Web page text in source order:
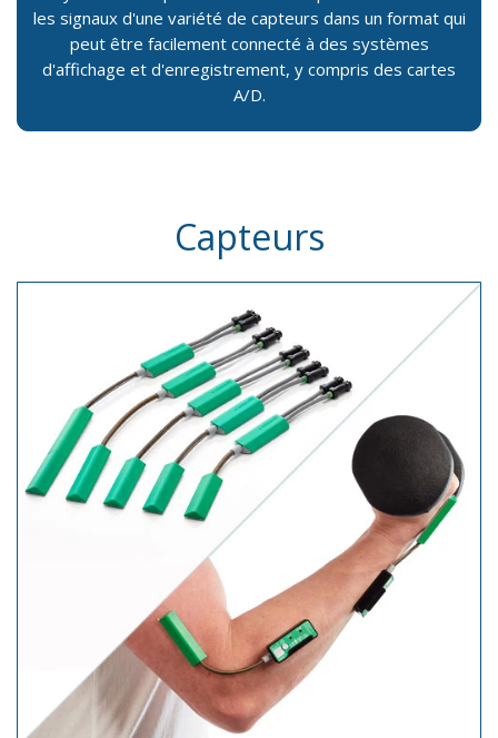
les signaux d'une variété de capteurs dans un format qui
peut être facilement connecté à des systèmes
d'affichage et d'enregistrement, y compris des cartes
A/D.
Capteurs